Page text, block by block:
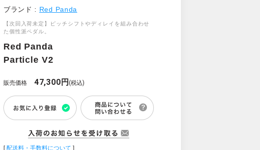
ブランド : Red Panda
【次回入荷未定】ピッチシフトやディレイを組み合わせ
た個性派ペダル。
Red Panda
Particle V2
販売価格 47,300円(税込)
[配送料・手数料について ]